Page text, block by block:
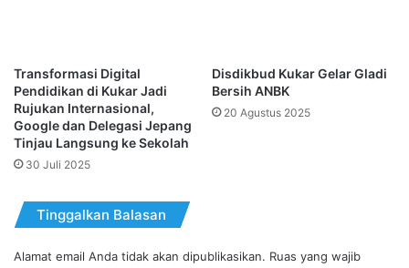
Transformasi Digital
Pendidikan di Kukar Jadi
Rujukan Internasional,
Google dan Delegasi Jepang
Tinjau Langsung ke Sekolah
30 Juli 2025
Disdikbud Kukar Gelar Gladi
Bersih ANBK
20 Agustus 2025
Tinggalkan Balasan
Alamat email Anda tidak akan dipublikasikan. Ruas yang wajib